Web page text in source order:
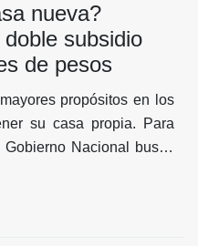
nueva?
subsidio
de pesos
propósitos en los
su casa propia. Para
Nacional busca
la compra de
aquellos hogares de
a las categorías del